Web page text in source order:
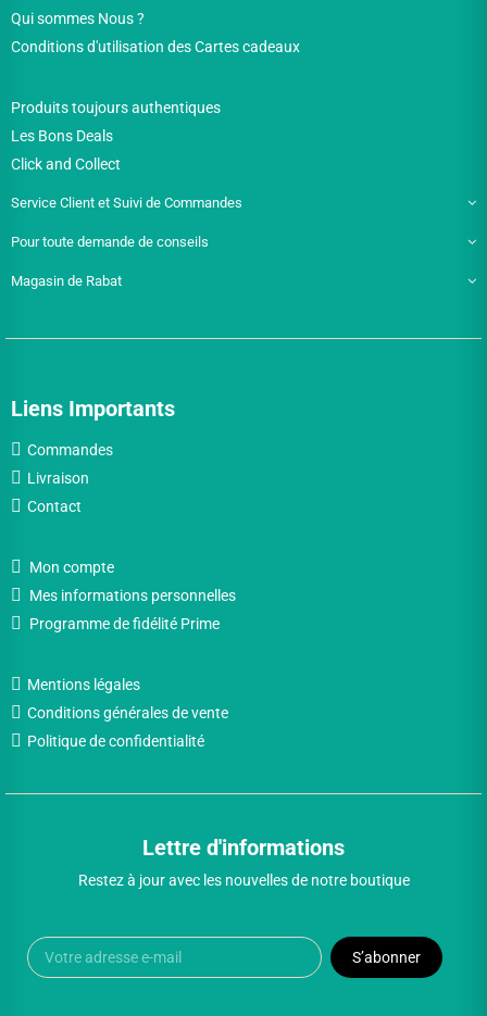
Qui sommes Nous ?
Conditions d'utilisation des Cartes cadeaux
Produits toujours authentiques
Les Bons Deals
Click and Collect
Service Client et Suivi de Commandes
Pour toute demande de conseils
Magasin de Rabat
Liens Importants
Commandes
Livraison
Contact
Mon compte
Mes informations personnelles
Programme de fidélité Prime
Mentions légales
Conditions générales de vente
Politique de confidentialité
Lettre d'informations
Restez à jour avec les nouvelles de notre boutique
S’abonner